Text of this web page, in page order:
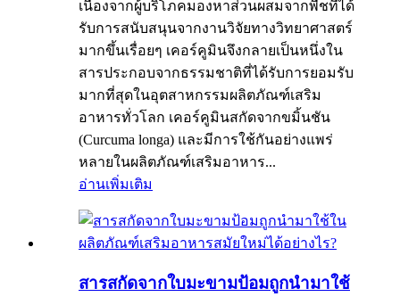
เนื่องจากผู้บริโภคมองหาส่วนผสมจากพืชที่ได้
รับการสนับสนุนจากงานวิจัยทางวิทยาศาสตร์
มากขึ้นเรื่อยๆ เคอร์คูมินจึงกลายเป็นหนึ่งใน
สารประกอบจากธรรมชาติที่ได้รับการยอมรับ
มากที่สุดในอุตสาหกรรมผลิตภัณฑ์เสริม
อาหารทั่วโลก เคอร์คูมินสกัดจากขมิ้นชัน
(Curcuma longa) และมีการใช้กันอย่างแพร่
หลายในผลิตภัณฑ์เสริมอาหาร...
อ่านเพิ่มเติม
สารสกัดจากใบมะขามป้อมถูกนำมาใช้